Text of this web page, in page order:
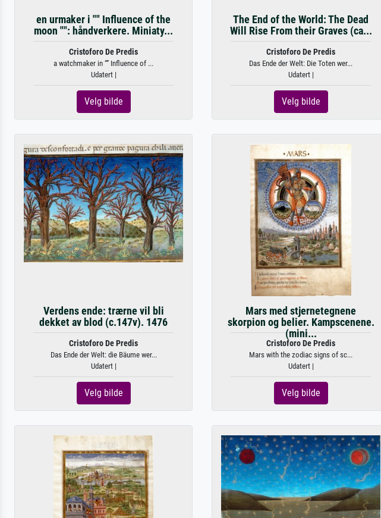
en urmaker i "" Influence of the
moon "": håndverkere. Miniaty...
Cristoforo De Predis
a watchmaker in “” Influence of ...
Udatert |
Velg bilde
The End of the World: The Dead
Will Rise From their Graves (ca...
Cristoforo De Predis
Das Ende der Welt: Die Toten wer...
Udatert |
Velg bilde
Verdens ende: trærne vil bli
dekket av blod (c.147v). 1476
Cristoforo De Predis
Das Ende der Welt: die Bäume wer...
Udatert |
Velg bilde
Mars med stjernetegnene
skorpion og belier. Kampscenene.
(mini...
Cristoforo De Predis
Mars with the zodiac signs of sc...
Udatert |
Velg bilde